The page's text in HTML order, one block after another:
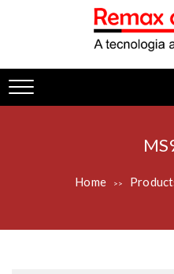
Home >>